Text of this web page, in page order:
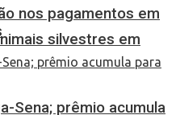
silvestres em
nos pagamentos em
Sena; prêmio acumula